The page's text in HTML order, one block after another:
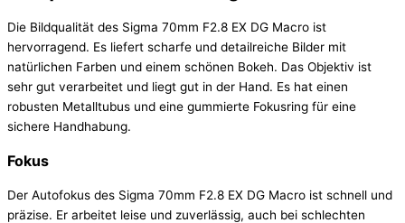
Die Bildqualität des Sigma 70mm F2.8 EX DG Macro ist
hervorragend. Es liefert scharfe und detailreiche Bilder mit
natürlichen Farben und einem schönen Bokeh. Das Objektiv ist
sehr gut verarbeitet und liegt gut in der Hand. Es hat einen
robusten Metalltubus und eine gummierte Fokusring für eine
sichere Handhabung.
Fokus
Der Autofokus des Sigma 70mm F2.8 EX DG Macro ist schnell und
präzise. Er arbeitet leise und zuverlässig, auch bei schlechten